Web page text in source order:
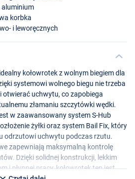
aluminium
korbka
i leworęcznych
kołowrotek z wolnym biegiem dla
systemowi wolnego biegu nie trzeba
otwierać uchwytu, co zapobiega
złamaniu szczytówki wędki.
w zaawansowany system S-Hub
żyłki oraz system Bail Fix, który
odrzutowi uchwytu podczas rzutu.
zapewniają maksymalną kontrolę
Dzięki solidnej konstrukcji, lekkim
i płynnej pracy, kołowrotek ten jest